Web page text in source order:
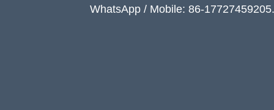
WhatsApp / Mobile: 86-17727459205.